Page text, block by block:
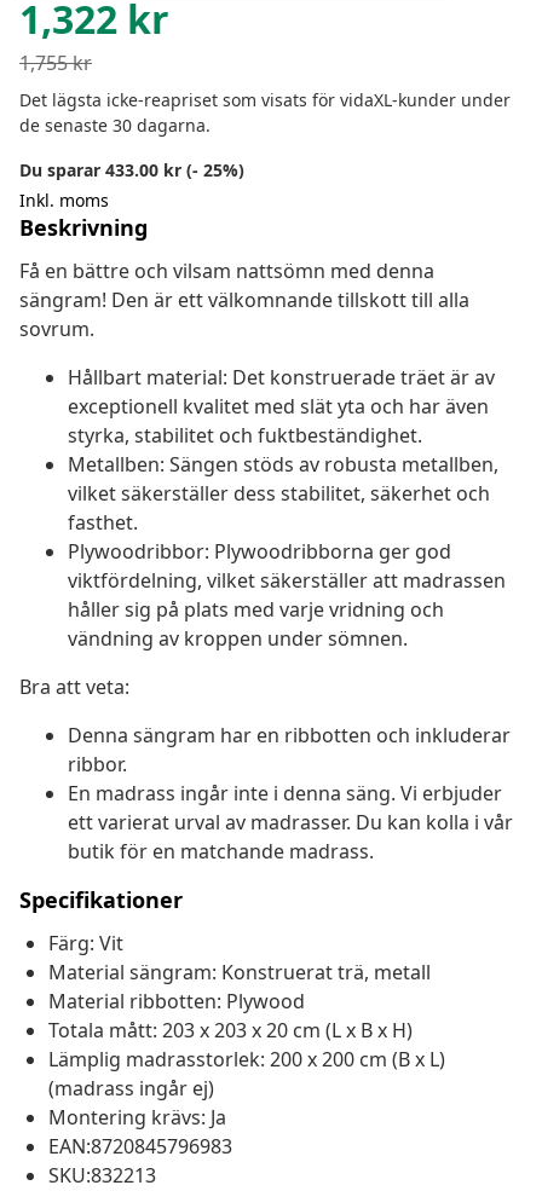
1,322 kr
1,755kr
Det lägsta icke-reapriset som visats för vidaXL-kunder under
de senaste 30 dagarna.
Du sparar 433.00 kr (- 25%)
Inkl. moms
Beskrivning
Få en bättre och vilsam nattsömn med denna
sängram! Den är ett välkomnande tillskott till alla
sovrum.
Hållbart material: Det konstruerade träet är av
exceptionell kvalitet med slät yta och har även
styrka, stabilitet och fuktbeständighet.
Metallben: Sängen stöds av robusta metallben,
vilket säkerställer dess stabilitet, säkerhet och
fasthet.
Plywoodribbor: Plywoodribborna ger god
viktfördelning, vilket säkerställer att madrassen
håller sig på plats med varje vridning och
vändning av kroppen under sömnen.
Bra att veta:
Denna sängram har en ribbotten och inkluderar
ribbor.
En madrass ingår inte i denna säng. Vi erbjuder
ett varierat urval av madrasser. Du kan kolla i vår
butik för en matchande madrass.
Specifikationer
Färg: Vit
Material sängram: Konstruerat trä, metall
Material ribbotten: Plywood
Totala mått: 203 x 203 x 20 cm (L x B x H)
Lämplig madrasstorlek: 200 x 200 cm (B x L)
(madrass ingår ej)
Montering krävs: Ja
EAN:8720845796983
SKU:832213